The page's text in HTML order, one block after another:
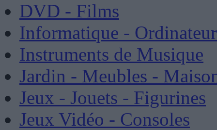
DVD - Films
Informatique -
Instruments de Musique
Jardin - Meubles -
Jeux - Jouets - Figurines
Jeux Vidéo - Consoles